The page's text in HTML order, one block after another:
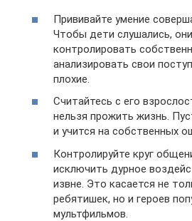
Прививайте умение
Чтобы дети слушались,
контролировать
анализировать свои
плохие.
Считайтесь с его
нельзя прожить жизнь.
и учится на собственных
Контролируйте круг
исключить дурное
извне. Это касается не
ребятишек, но и героев
мультфильмов.